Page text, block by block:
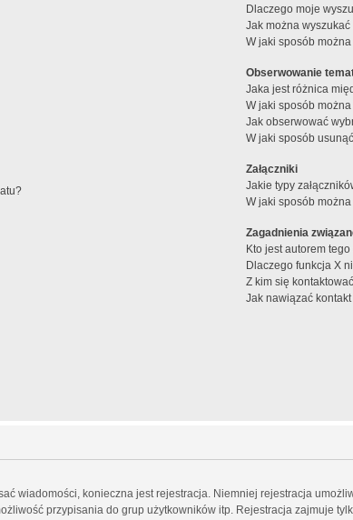
Dlaczego moje
Jak można
W jaki sposób
Obserwowanie
Jaka jest różnica
W jaki sposób
Jak obserwować
W jaki sposób
Załączniki
Jakie typy
W jaki sposób
Zagadnienia
Kto jest autorem
Dlaczego funkcja X
Z kim się
Jak nawiązać
wiadomości, konieczna jest rejestracja. Niemniej rejestracja
przypisania do grup użytkowników itp. Rejestracja zajmuje